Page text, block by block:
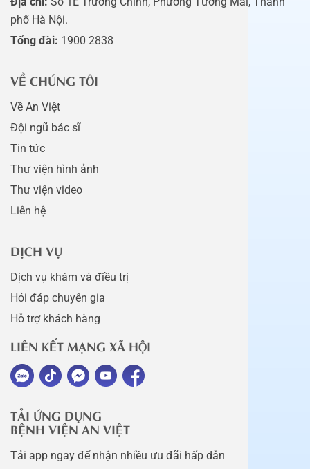
phố Hà Nội.
Tổng đài: 1900 2838
VỀ CHÚNG TÔI
Về An Việt
Đội ngũ bác sĩ
Tin tức
Thư viện hình ảnh
Thư viện video
Liên hệ
DỊCH VỤ
Dịch vụ khám và điều trị
Hỏi đáp chuyên gia
Hỗ trợ khách hàng
LIÊN KẾT MẠNG XÃ HỘI
TẢI ỨNG DỤNG
BỆNH VIỆN AN VIỆT
Tải app ngay để nhận nhiều ưu đãi hấp dẫn